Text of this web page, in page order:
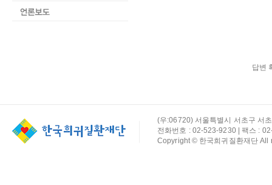
답변
(우:06720) 서울특별시 서초구 서
전화번호 : 02-523-9230 | 팩스 :
Copyright © 한국희귀질환재단